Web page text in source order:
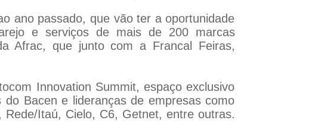
ano passado, que vão ter a oportunidade
e serviços de mais de 200 marcas
Afrac, que junto com a Francal Feiras,
Innovation Summit, espaço exclusivo
Bacen e lideranças de empresas como
Itaú, Cielo, C6, Getnet, entre outras.